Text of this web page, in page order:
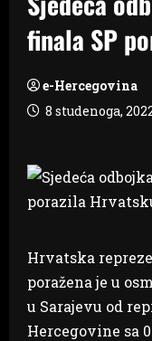
finala SP
e-Hercegovina
8 studenoga,
Hrvatska
poražena je u
u Sarajevu od
Hercegovine sa